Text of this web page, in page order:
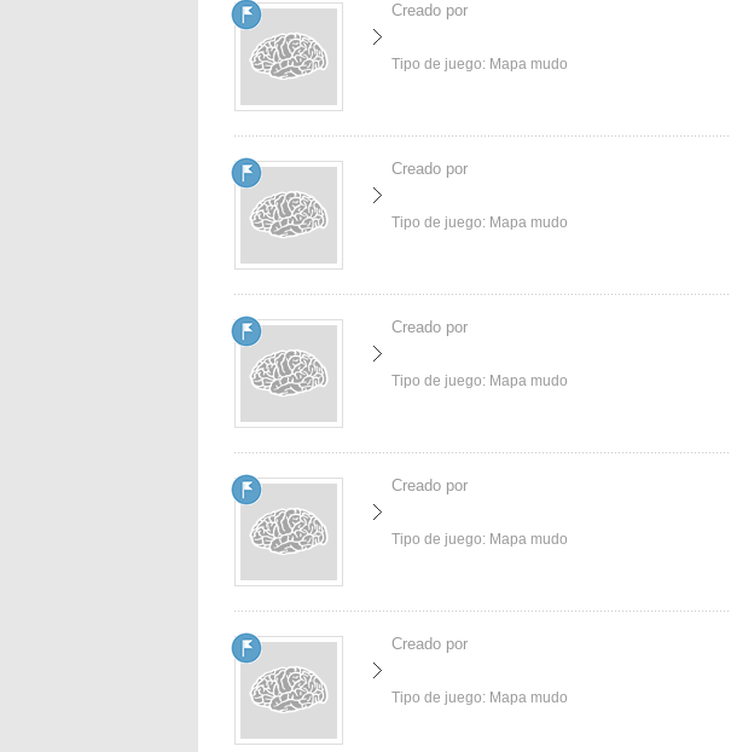
Creado por
Tipo de juego: Mapa mudo
Creado por
Tipo de juego: Mapa mudo
Creado por
Tipo de juego: Mapa mudo
Creado por
Tipo de juego: Mapa mudo
Creado por
Tipo de juego: Mapa mudo